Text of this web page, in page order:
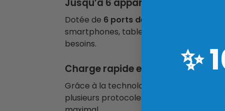
Dotée de 6 ports de sortie
, notre
smartphones, tablettes, montres
besoins.
Charge rapide et efficace
Grâce à la technologie QC
plusieurs protocoles de charge rapide (
✨